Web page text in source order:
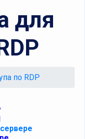
для
по RDP